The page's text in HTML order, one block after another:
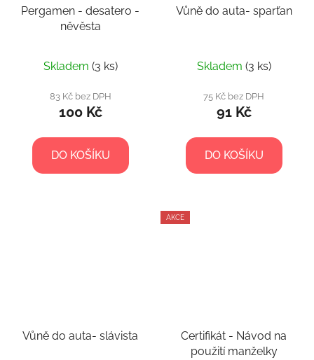
Pergamen - desatero -
něvěsta
Skladem (3 ks)
83 Kč bez DPH
100 Kč
DO KOŠÍKU
Vůně do auta- sparťan
hodnocení
produktu
je
z
Skladem (3 ks)
75 Kč bez DPH
91 Kč
DO KOŠÍKU
Vůně do auta- slávista
AKCE
Certifikát - Návod na
použití manželky